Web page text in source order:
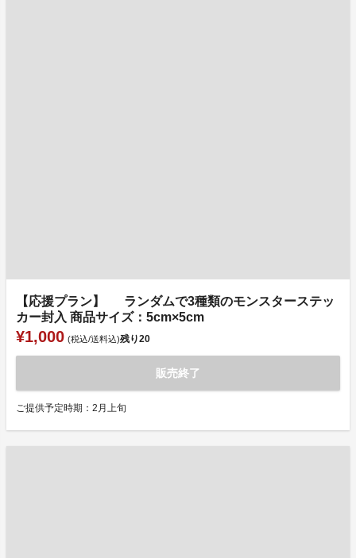
【応援プラン】 ランダムで3種類のモンスターステッ
カー封入 商品サイズ：5cm×5cm
¥1,000 (税込/送料込)残り20
販売終了
ご提供予定時期：2月上旬